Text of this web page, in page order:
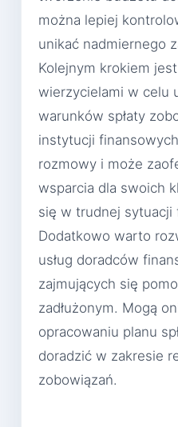
można lepiej
unikać nadmiernego
Kolejnym krokiem
wierzycielami w celu
warunków spłaty
instytucji
rozmowy i może
wsparcia dla swoich
się w trudnej sytuacji
Dodatkowo warto
usług doradców
zajmujących się
zadłużonym. Mogą
opracowaniu planu
doradzić w zakresie
zobowiązań.